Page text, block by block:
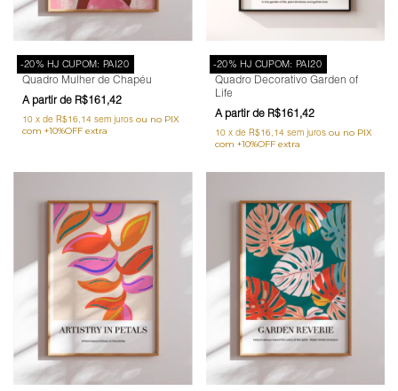
-20% HJ CUPOM: PAI20
Quadro Mulher de Chapéu
R$161,42
10 x de R$16,14 sem juros
-20% HJ CUPOM: PAI20
Quadro Decorativo Garden of
Life
R$161,42
10 x de R$16,14 sem juros